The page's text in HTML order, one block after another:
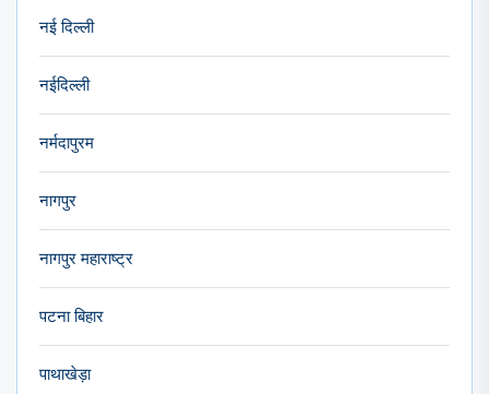
नई दिल्ली
नईदिल्ली
नर्मदापुरम
नागपुर
नागपुर महाराष्ट्र
पटना बिहार
पाथाखेड़ा